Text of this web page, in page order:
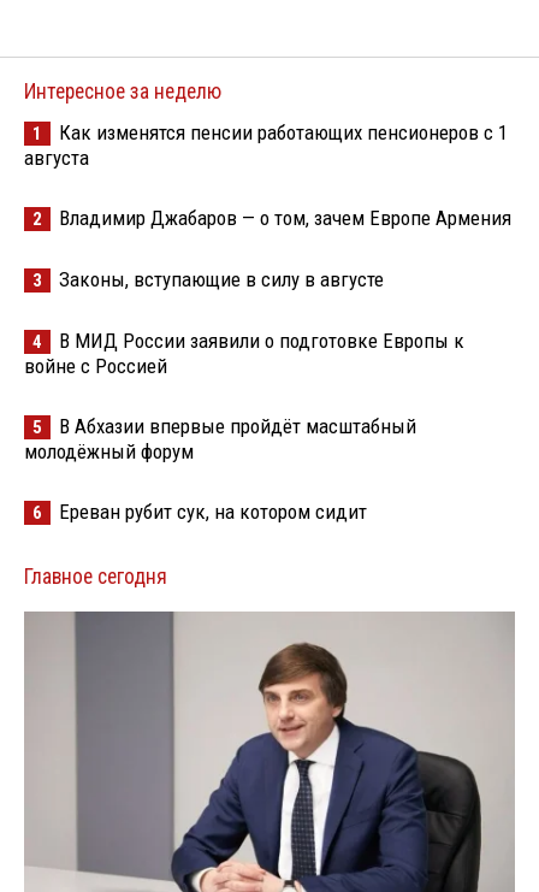
Интересное за неделю
1
Как изменятся пенсии работающих пенсионеров с 1
августа
2 Владимир Джабаров — о том, зачем Европе Армения
3 Законы, вступающие в силу в августе
4
В МИД России заявили о подготовке Европы к
войне с Россией
5
В Абхазии впервые пройдёт масштабный
молодёжный форум
6 Ереван рубит сук, на котором сидит
Главное сегодня